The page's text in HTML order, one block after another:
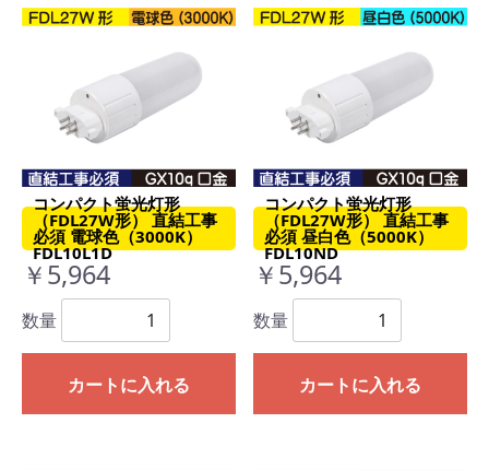
コンパクト蛍光灯形
（FDL27W形） 直結工事
必須 電球色（3000K）
FDL10L1D
￥5,964
数量
カートに入れる
コンパクト蛍光灯形
（FDL27W形） 直結工事
必須 昼白色（5000K）
FDL10ND
￥5,964
数量
カートに入れる